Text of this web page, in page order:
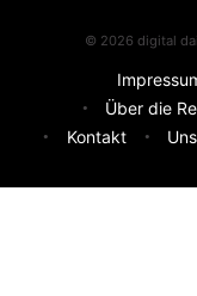
© 2026 digital
Über die
Kontakt